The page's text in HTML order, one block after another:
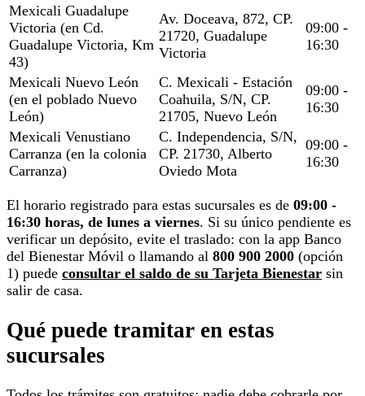
Mexicali Guadalupe
Victoria (en Cd.
Guadalupe Victoria, Km
43)
Av. Doceava, 872, CP.
21720, Guadalupe
Victoria
09:00 -
16:30
Mexicali Nuevo León
(en el poblado Nuevo
León)
C. Mexicali - Estación
Coahuila, S/N, CP.
21705, Nuevo León
09:00 -
16:30
Mexicali Venustiano
Carranza (en la colonia
Carranza)
C. Independencia, S/N,
CP. 21730, Alberto
Oviedo Mota
09:00 -
16:30
El horario registrado para estas sucursales es de 09:00 -
16:30 horas, de lunes a viernes. Si su único pendiente es
verificar un depósito, evite el traslado: con la app Banco
del Bienestar Móvil o llamando al 800 900 2000 (opción
1) puede consultar el saldo de su Tarjeta Bienestar sin
salir de casa.
Qué puede tramitar en estas
sucursales